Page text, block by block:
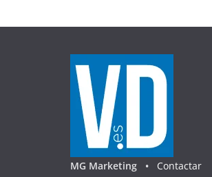
MG Marketing • Contactar